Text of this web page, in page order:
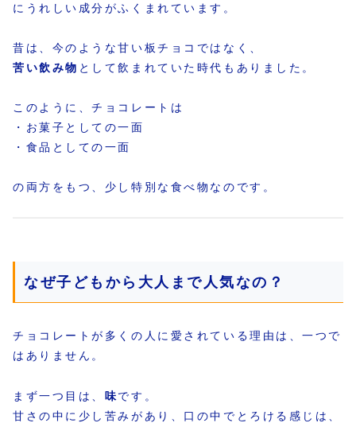
にうれしい成分がふくまれています。
昔は、今のような甘い板チョコではなく、
苦い飲み物 として飲まれていた時代もありました。
このように、チョコレートは
・お菓子としての一面
・食品としての一面
の両方をもつ、少し特別な食べ物なのです。
なぜ子どもから大人まで人気なの？
チョコレートが多くの人に愛されている理由は、一つで
はありません。
まず一つ目は、 味です。
甘さの中に少し苦みがあり、口の中でとろける感じは、